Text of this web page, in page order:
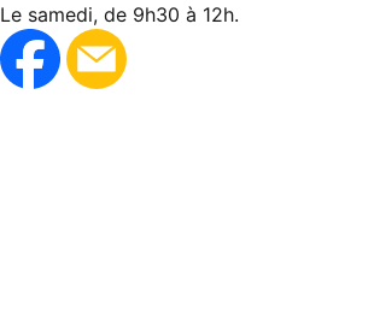
Le samedi, de 9h30 à 12h.